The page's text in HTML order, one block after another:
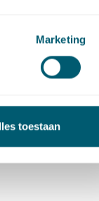
Marketing
toestaan